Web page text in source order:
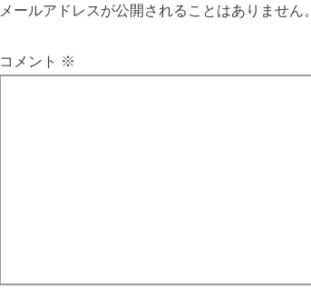
メールアドレスが公開されることはありません。
コメント ※